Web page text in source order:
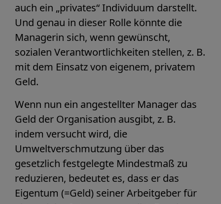
auch ein „privates“ Individuum darstellt.
Und genau in dieser Rolle könnte die
Managerin sich, wenn gewünscht,
sozialen Verantwortlichkeiten stellen, z. B.
mit dem Einsatz von eigenem, privatem
Geld.
Wenn nun ein angestellter Manager das
Geld der Organisation ausgibt, z. B.
indem versucht wird, die
Umweltverschmutzung über das
gesetzlich festgelegte Mindestmaß zu
reduzieren, bedeutet es, dass er das
Eigentum (=Geld) seiner Arbeitgeber für